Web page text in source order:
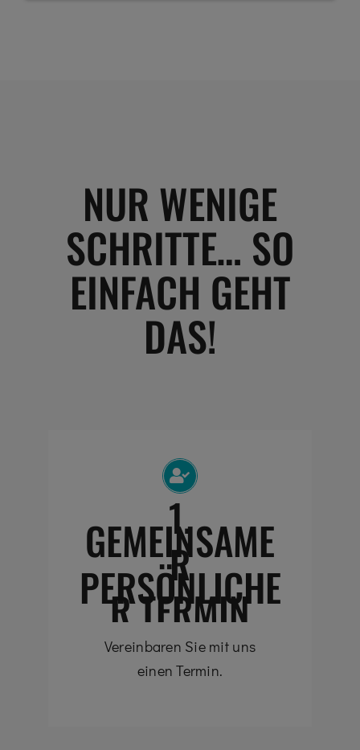
NUR WENIGE
SCHRITTE… SO
EINFACH GEHT
DAS!
1.
GEMEINSAME
R
PERSÖNLICHE
R TERMIN
Vereinbaren Sie mit uns
einen Termin.